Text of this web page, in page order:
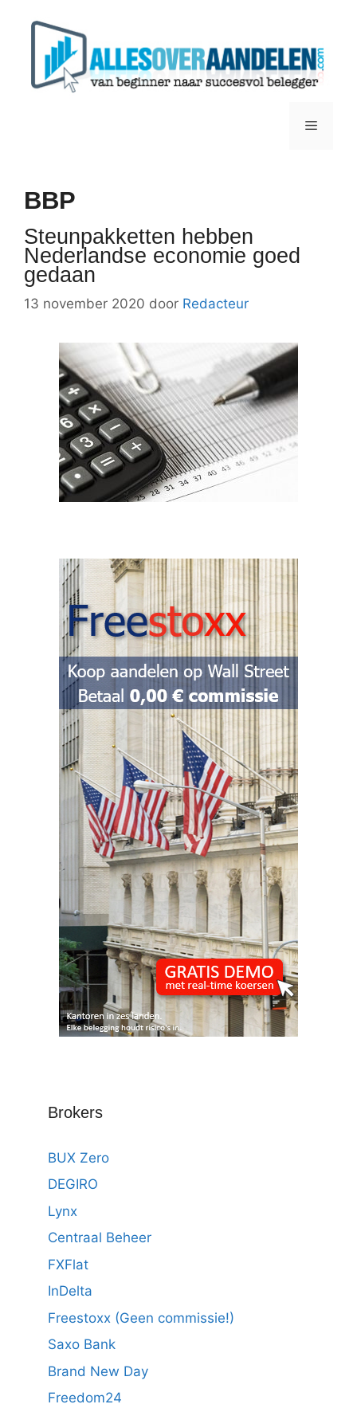
Menu
BBP
Steunpakketten hebben
Nederlandse economie goed
gedaan
13 november 2020 door Redacteur
Brokers
BUX Zero
DEGIRO
Lynx
Centraal Beheer
FXFlat
InDelta
Freestoxx (Geen commissie!)
Saxo Bank
Brand New Day
Freedom24